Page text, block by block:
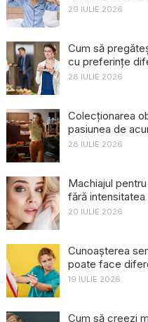
29 IULIE 2026
Cum să
cu preferințe
28 IULIE 2026
Colecționarea
pasiunea de
28 IULIE 2026
Machiajul
fără
20 IULIE 2026
Cunoașterea
poate face
19 IULIE 2026
Cum să creezi